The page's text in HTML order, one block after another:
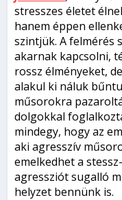
stresszes életet
hanem éppen
szintjük. A felmérés
akarnak kapcsolni,
rossz élményeket,
alakul ki náluk
műsorokra
dolgokkal
mindegy, hogy az
aki agresszív
emelkedhet a
agressziót sugalló
helyzet bennünk is.